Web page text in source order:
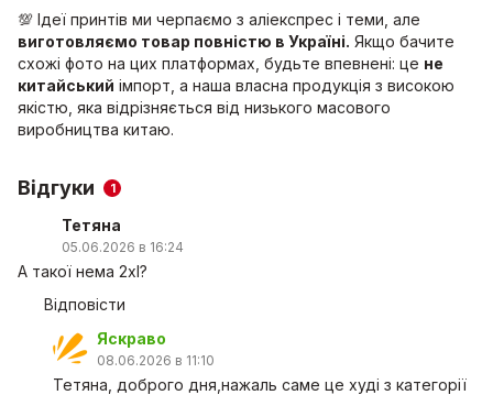
💯 Ідеї принтів ми черпаємо з аліекспрес і теми, але
виготовляємо товар повністю в Україні. Якщо бачите
схожі фото на цих платформах, будьте впевнені: це не
китайський імпорт, а наша власна продукція з високою
якістю, яка відрізняється від низького масового
виробництва китаю.
Відгуки 1
Тетяна
05.06.2026 в 16:24
A такої нема 2xl?
Відповісти
Яскраво
08.06.2026 в 11:10
Тетяна, доброго дня,нажаль саме це худі з категорії